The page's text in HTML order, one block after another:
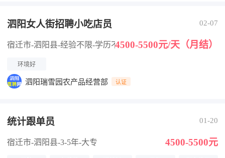
泗阳女人街招聘小吃店员 02-07
宿迁市-泗阳县-经验不限-学历不限4500-5500元/天（月结）
环境好
泗阳瑞雪园农产品经营部 认证
统计跟单员 01-20
宿迁市-泗阳县-3-5年-大专 4500-5500元